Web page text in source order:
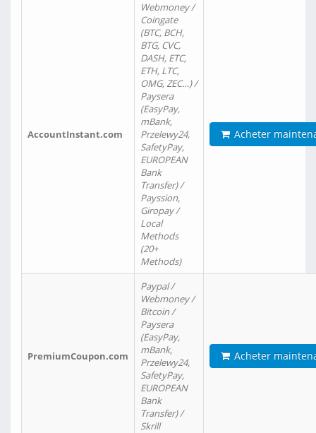
AccountInstant.com
Webmoney /
Coingate
(BTC, BCH,
BTG, CVC,
DASH, ETC,
ETH, LTC,
OMG, ZEC…) /
Paysera
(EasyPay,
mBank,
Przelewy24,
SafetyPay,
EUROPEAN
Bank
Transfer) /
Payssion,
Giropay /
Local
Methods
(20+
Methods)
Acheter
PremiumCoupon.com
Paypal /
Webmoney /
Bitcoin /
Paysera
(EasyPay,
mBank,
Przelewy24,
SafetyPay,
EUROPEAN
Bank
Transfer) /
Skrill
Acheter